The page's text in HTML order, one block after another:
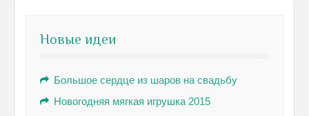
Новые идеи
Большое сердце из шаров на свадьбу
Новогодняя мягкая игрушка 2015